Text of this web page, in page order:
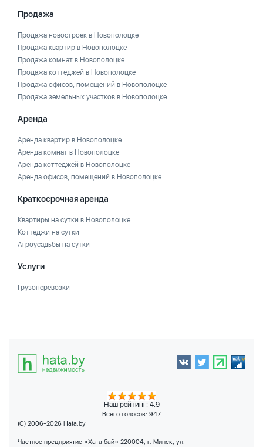
Продажа
Продажа новостроек в Новополоцке
Продажа квартир в Новополоцке
Продажа комнат в Новополоцке
Продажа коттеджей в Новополоцке
Продажа офисов, помещений в Новополоцке
Продажа земельных участков в Новополоцке
Аренда
Аренда квартир в Новополоцке
Аренда комнат в Новополоцке
Аренда коттеджей в Новополоцке
Аренда офисов, помещений в Новополоцке
Краткосрочная аренда
Квартиры на сутки в Новополоцке
Коттеджи на сутки
Агроусадьбы на сутки
Услуги
Грузоперевозки
Наш рейтинг: 4.9
Всего голосов: 947
(C) 2006-2026 Hata.by
Частное предприятие «Хата бай» 220004, г. Минск, ул.